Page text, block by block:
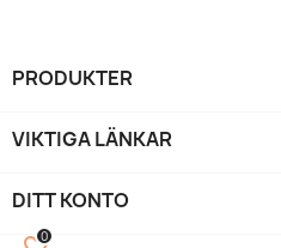
PRODUKTER
VIKTIGA LÄNKAR
DITT KONTO
0